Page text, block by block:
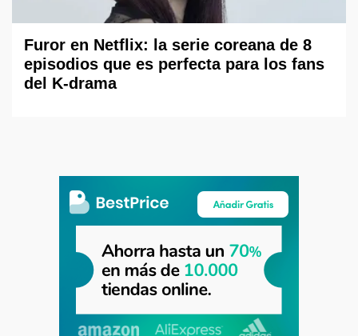
Furor en Netflix: la serie coreana de 8
episodios que es perfecta para los fans
del K-drama